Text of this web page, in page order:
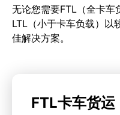
无论您需要FTL（全卡车
LTL（小于卡车负载）以
佳解决方案。
FTL卡车货运